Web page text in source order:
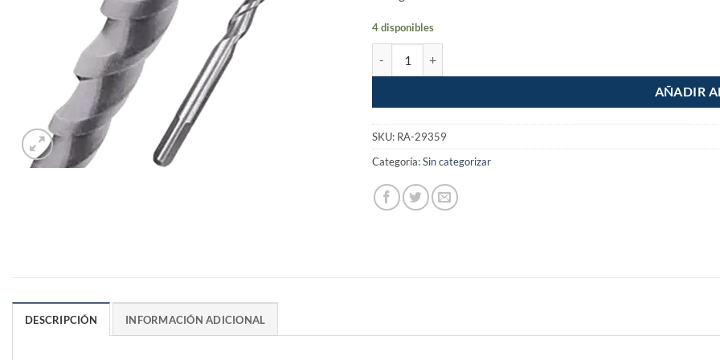
4 disponibles
AÑADIR
SKU: RA-29359
Categoría:Sin categorizar
DESCRIPCIÓN INFORMACIÓN ADICIONAL